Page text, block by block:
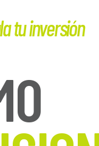
tu inversión